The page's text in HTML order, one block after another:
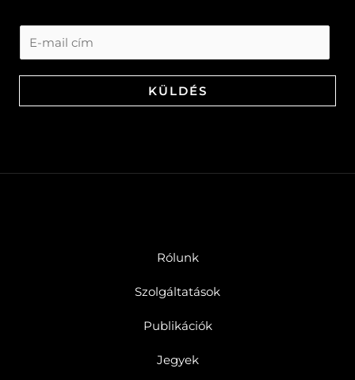
KÜLDÉS
Rólunk
Szolgáltatások
Publikációk
Jegyek